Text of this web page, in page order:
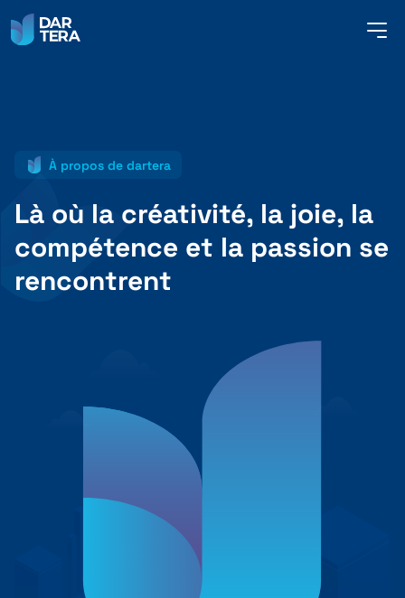
À PROPOS DE NOUS
FRANÇAIS
+41 31 552 00 72
Envoyer un message 💌
À propos de dartera
Là où la créativité, la joie, la
compétence et la passion se
rencontrent